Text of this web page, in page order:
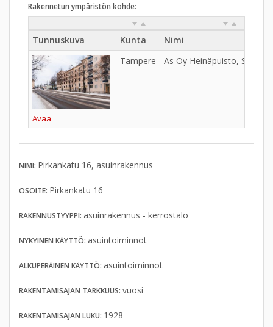
Rakennetun ympäristön kohde:
Tunnuskuva Kunta Nimi
Avaa
Tampere As Oy Heinäpuisto,
NIMI: Pirkankatu 16, asuinrakennus
OSOITE: Pirkankatu 16
RAKENNUSTYYPPI: asuinrakennus - kerrostalo
NYKYINEN KÄYTTÖ: asuintoiminnot
ALKUPERÄINEN KÄYTTÖ: asuintoiminnot
RAKENTAMISAJAN TARKKUUS: vuosi
RAKENTAMISAJAN LUKU: 1928